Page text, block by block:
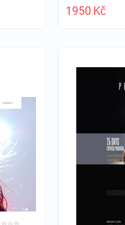
1950 Kč